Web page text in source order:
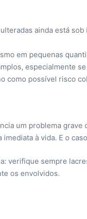
ainda está
em pequenas
especialmente
como possível risco
um problema
imediata à vida. E o
verifique sempre
os envolvidos.